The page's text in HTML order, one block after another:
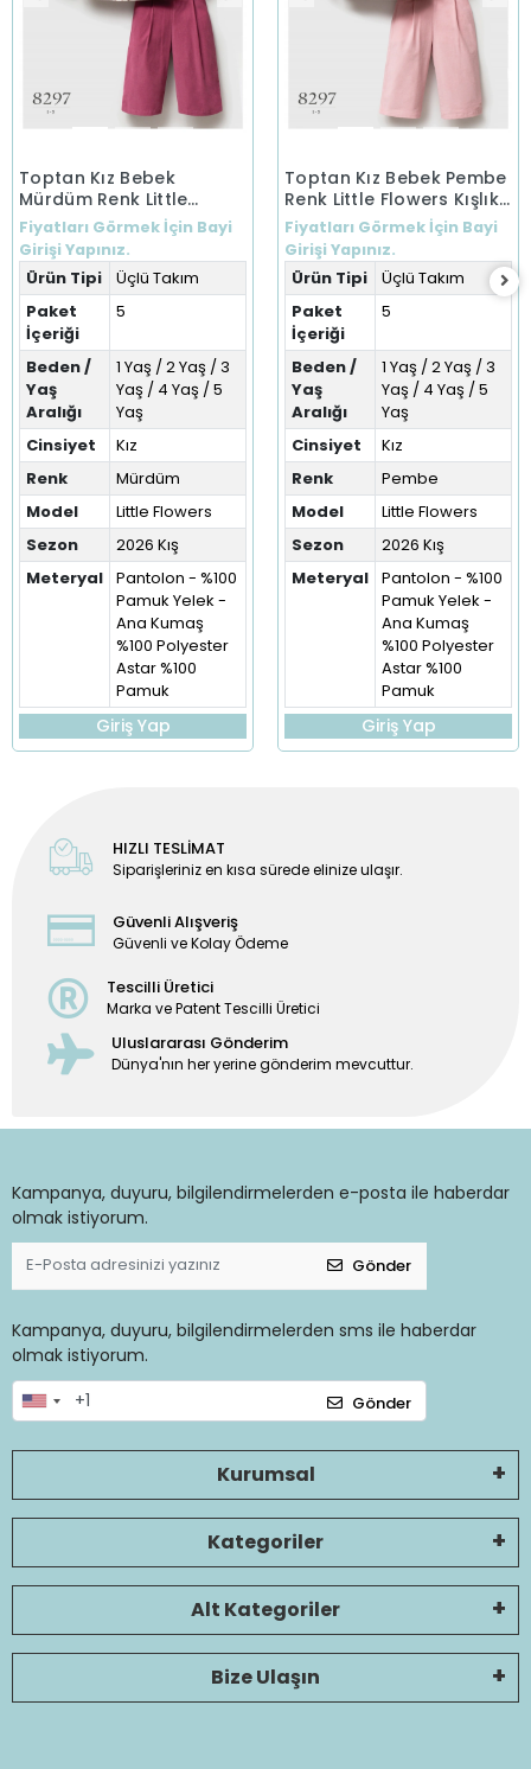
Toptan Kız Bebek
Mürdüm Renk Little
Flowers Kışlık Üçlü Takım
(1-5 Yaş)
Fiyatları Görmek İçin Bayi
Girişi Yapınız.
Ürün Tipi
Üçlü Takım
Paket
İçeriği
5
Beden /
Yaş
Aralığı
1 Yaş / 2 Yaş / 3
Yaş / 4 Yaş / 5
Yaş
Cinsiyet
Kız
Renk
Mürdüm
Model
Little Flowers
Sezon
2026 Kış
Meteryal Pantolon - %100
Pamuk Yelek -
Ana Kumaş
%100 Polyester
Astar %100
Pamuk
Giriş Yap
Toptan Kız Bebek Pembe
Renk Little Flowers Kışlık
Üçlü Takım (1-5 Yaş)
Fiyatları Görmek İçin Bayi
Girişi Yapınız.
Ürün Tipi
Üçlü Takım
Paket
İçeriği
5
Beden /
Yaş
Aralığı
1 Yaş / 2 Yaş / 3
Yaş / 4 Yaş / 5
Yaş
Cinsiyet
Kız
Renk
Pembe
Model
Little Flowers
Sezon
2026 Kış
Meteryal Pantolon - %100
Pamuk Yelek -
Ana Kumaş
%100 Polyester
Astar %100
Pamuk
Giriş Yap
HIZLI TESLİMAT
Siparişleriniz en kısa sürede elinize ulaşır.
Güvenli Alışveriş
Güvenli ve Kolay Ödeme
Tescilli Üretici
Marka ve Patent Tescilli Üretici
Uluslararası Gönderim
Dünya'nın her yerine gönderim mevcuttur.
Kampanya, duyuru, bilgilendirmelerden e-posta ile haberdar
olmak istiyorum.
Gönder
Kampanya, duyuru, bilgilendirmelerden sms ile haberdar
olmak istiyorum.
Gönder
Kurumsal
Kategoriler
Alt Kategoriler
Bize Ulaşın